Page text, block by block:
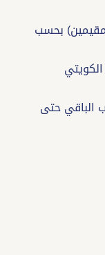
بحسب
الكويتي
الباقي حتى